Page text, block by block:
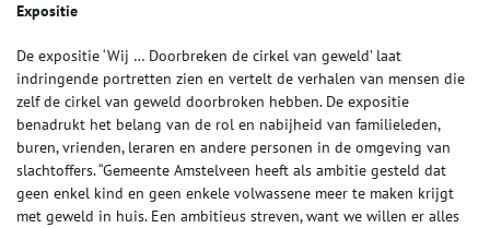
Expositie
De expositie ‘Wij … Doorbreken de cirkel van geweld’ laat
indringende portretten zien en vertelt de verhalen van mensen die
zelf de cirkel van geweld doorbroken hebben. De expositie
benadrukt het belang van de rol en nabijheid van familieleden,
buren, vrienden, leraren en andere personen in de omgeving van
slachtoffers. “Gemeente Amstelveen heeft als ambitie gesteld dat
geen enkel kind en geen enkele volwassene meer te maken krijgt
met geweld in huis. Een ambitieus streven, want we willen er alles